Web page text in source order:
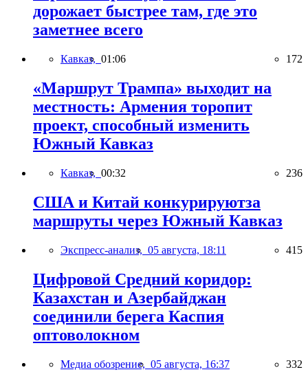
дорожает быстрее там, где это
заметнее всего
Кавказ, 01:06 172
«Маршрут Трампа» выходит на
местность: Армения торопит
проект, способный изменить
Южный Кавказ
Кавказ, 00:32 236
США и Китай конкурируютза
маршруты через Южный Кавказ
Экспресс-анализ, 05 августа, 18:11 415
Цифровой Средний коридор:
Казахстан и Азербайджан
соединили берега Каспия
оптоволокном
Медиа обозрение, 05 августа, 16:37 332